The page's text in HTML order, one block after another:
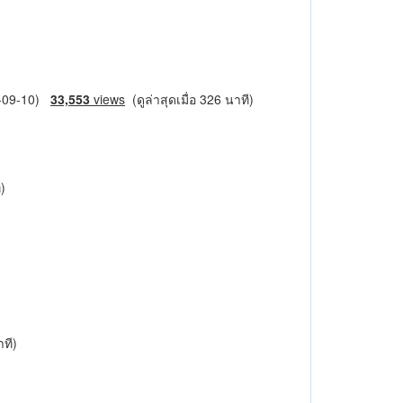
10) 33,553 views (ดูล่าสุดเมื่อ 326 นาที)
ที)